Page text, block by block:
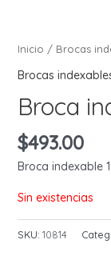
Inicio / Brocas
Brocas
Broca
$493.00
Broca indexable
Sin existencias
SKU: 10814